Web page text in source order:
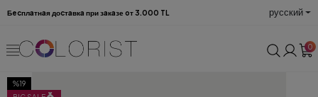
Бecплaтнaя доcтaвкa при зaкaзе oт 3.000 TL русский
0
%19